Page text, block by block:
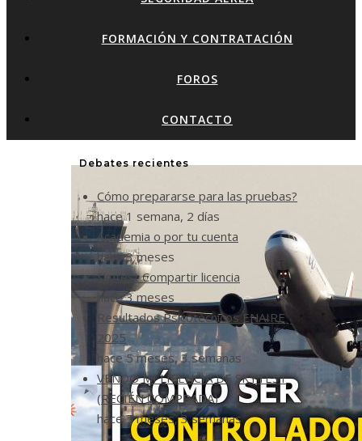
FORMACIÓN Y CONTRATACIÓN
FOROS
CONTACTO
Debates recientes
Cómo prepararse para las pruebas?
hace 1 semana, 2 días
Academia o por tu cuenta
hace 3 meses
Skytest Compartir licencia
hace 3 meses
Resultados Psicotécnicos ENAIRE
2025
hace 5 meses, 3 semanas
VENDO MI LICENCIA DE SKYTEST
(RECIÉN COMPRADA)
hace 5 meses, 3 semanas